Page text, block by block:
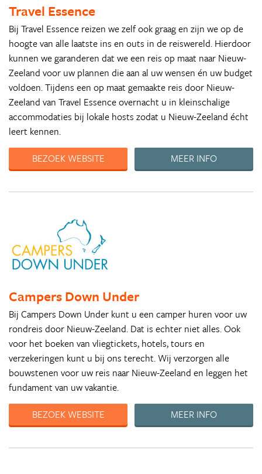
Travel Essence
Bij Travel Essence reizen we zelf ook graag en zijn we op de
hoogte van alle laatste ins en outs in de reiswereld. Hierdoor
kunnen we garanderen dat we een reis op maat naar Nieuw-
Zeeland voor uw plannen die aan al uw wensen én uw budget
voldoen. Tijdens een op maat gemaakte reis door Nieuw-
Zeeland van Travel Essence overnacht u in kleinschalige
accommodaties bij lokale hosts zodat u Nieuw-Zeeland écht
leert kennen.
BEZOEK WEBSITE
MEER INFO
Campers Down Under
Bij Campers Down Under kunt u een camper huren voor uw
rondreis door Nieuw-Zeeland. Dat is echter niet alles. Ook
voor het boeken van vliegtickets, hotels, tours en
verzekeringen kunt u bij ons terecht. Wij verzorgen alle
bouwstenen voor uw reis naar Nieuw-Zeeland en leggen het
fundament van uw vakantie.
BEZOEK WEBSITE
MEER INFO